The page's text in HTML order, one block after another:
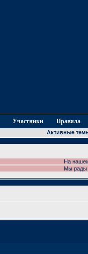
Участники Правила
Активные
На нашем
Мы рады